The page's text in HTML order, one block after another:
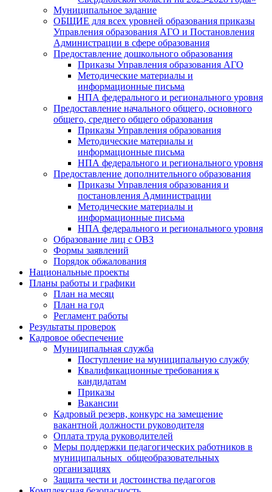
Муниципальное задание
ОБЩИЕ для всех уровней образования приказы
Управления образования АГО и Постановления
Администрации в сфере образования
Предоставление дошкольного образования
Приказы Управления образования АГО
Методические материалы и
информационные письма
НПА федерального и регионального уровня
Предоставление начального общего, основного
общего, среднего общего образования
Приказы Управления образования
Методические материалы и
информационные письма
НПА федерального и регионального уровня
Предоставление дополнительного образования
Приказы Управления образования и
постановления Администрации
Методические материалы и
информационные письма
НПА федерального и регионального уровня
Образование лиц с ОВЗ
Формы заявлений
Порядок обжалования
Национальные проекты
Планы работы и графики
План на месяц
План на год
Регламент работы
Результаты проверок
Кадровое обеспечение
Муниципальная служба
Поступление на муниципальную службу
Квалификационные требования к
кандидатам
Приказы
Вакансии
Кадровый резерв, конкурс на замещение
вакантной должности руководителя
Оплата труда руководителей
Меры поддержки педагогических работников в
муниципальных общеобразовательных
организациях
Защита чести и достоинства педагогов